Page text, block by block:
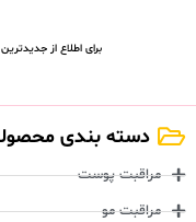
برای اطلاع از
دسته بندی
مراقبت پوست
مراقبت مو